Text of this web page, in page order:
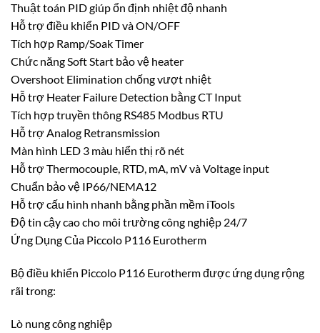
Thuật toán PID giúp ổn định nhiệt độ nhanh
Hỗ trợ điều khiển PID và ON/OFF
Tích hợp Ramp/Soak Timer
Chức năng Soft Start bảo vệ heater
Overshoot Elimination chống vượt nhiệt
Hỗ trợ Heater Failure Detection bằng CT Input
Tích hợp truyền thông RS485 Modbus RTU
Hỗ trợ Analog Retransmission
Màn hình LED 3 màu hiển thị rõ nét
Hỗ trợ Thermocouple, RTD, mA, mV và Voltage input
Chuẩn bảo vệ IP66/NEMA12
Hỗ trợ cấu hình nhanh bằng phần mềm iTools
Độ tin cậy cao cho môi trường công nghiệp 24/7
Ứng Dụng Của Piccolo P116 Eurotherm
Bộ điều khiển Piccolo P116 Eurotherm được ứng dụng rộng
rãi trong:
Lò nung công nghiệp